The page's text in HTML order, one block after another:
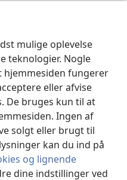
mulige oplevelse
teknologier. Nogle
hjemmesiden fungerer
eller afvise
De bruges kun til at
Ingen af
solgt eller brugt til
kan du ind på
og lignende
dine indstillinger ved
Tract Society of Pennsylvania.